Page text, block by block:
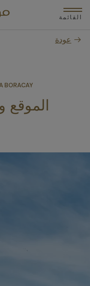
القائمة
عودة
BORACAY
الموقع